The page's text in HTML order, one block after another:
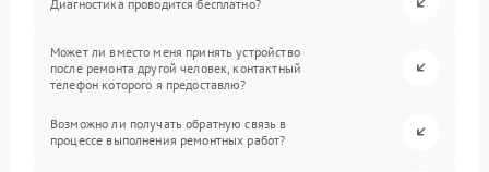
Диагностика проводится бесплатно?
Может ли вместо меня принять устройство
после ремонта другой человек, контактный
телефон которого я предоставлю?
Возможно ли получать обратную связь в
процессе выполнения ремонтных работ?